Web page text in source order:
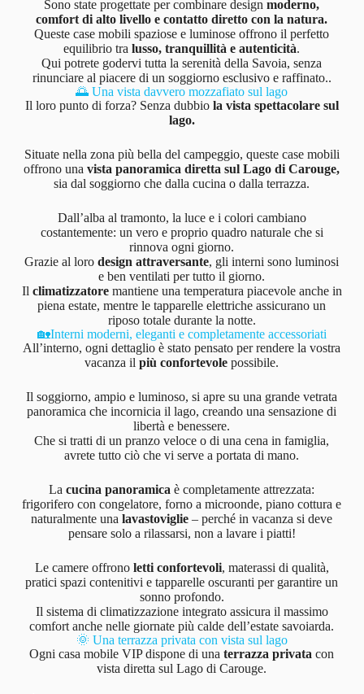
Sono state progettate per combinare designmoderno,
comfort di alto livello e contatto diretto con la natura.
Queste case mobili spaziose e luminose offrono il perfetto
equilibrio tralusso, tranquillità e autenticità.
Qui potrete godervi tutta la serenità della Savoia, senza
rinunciare al piacere di un soggiorno esclusivo e raffinato..
🌅 Una vista davvero mozzafiato sul lago
Il loro punto di forza? Senza dubbio la vista spettacolare sul
lago.
Situate nella zona più bella del campeggio, queste case mobili
offrono unavista panoramica diretta sul Lago di Carouge,
sia dal soggiorno che dalla cucina o dalla terrazza.
Dall’alba al tramonto, la luce e i colori cambiano
costantemente: un vero e proprio quadro naturale che si
rinnova ogni giorno.
Grazie al lorodesign attraversante, gli interni sono luminosi
e ben ventilati per tutto il giorno.
Il climatizzatoremantiene una temperatura piacevole anche in
piena estate, mentre le tapparelle elettriche assicurano un
riposo totale durante la notte.
🏡Interni moderni, eleganti e completamente accessoriati
All’interno, ogni dettaglio è stato pensato per rendere la vostra
vacanza ilpiù confortevole possibile.
Il soggiorno, ampio e luminoso, si apre su una grande vetrata
panoramica che incornicia il lago, creando una sensazione di
libertà e benessere.
Che si tratti di un pranzo veloce o di una cena in famiglia,
avrete tutto ciò che vi serve a portata di mano.
Lacucina panoramica è completamente attrezzata:
frigorifero con congelatore, forno a microonde, piano cottura e
naturalmente unalavastoviglie – perché in vacanza si deve
pensare solo a rilassarsi, non a lavare i piatti!
Le camere offrono letti confortevoli, materassi di qualità,
pratici spazi contenitivi e tapparelle oscuranti per garantire un
sonno profondo.
Il sistema di climatizzazione integrato assicura il massimo
comfort anche nelle giornate più calde dell’estate savoiarda.
🌞 Una terrazza privata con vista sul lago
Ogni casa mobile VIP dispone di unaterrazza privata con
vista diretta sul Lago di Carouge.